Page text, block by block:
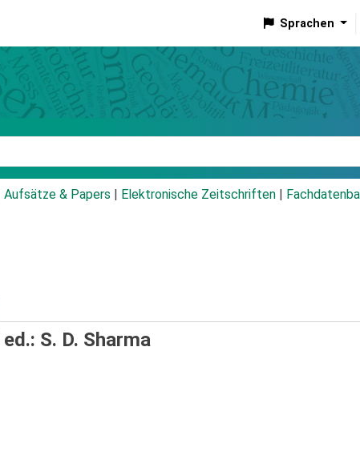
Sprachen
Aufsätze & Papers Elektronische Zeitschriften
ed.: S. D. Sharma